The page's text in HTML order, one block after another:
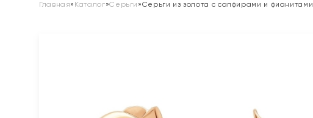
Главная» Каталог»Серьги »Серьги из золота с сапфирами и фианитами